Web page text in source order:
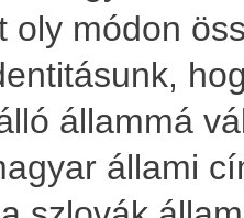
oly módon
állammá
állami